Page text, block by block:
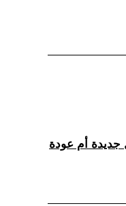
جديدة أم عودة